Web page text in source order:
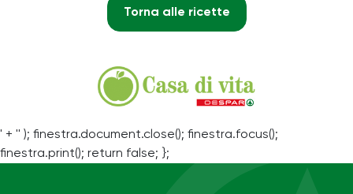
Torna alle ricette
' + '' ); finestra.document.close(); finestra.focus();
finestra.print(); return false; };